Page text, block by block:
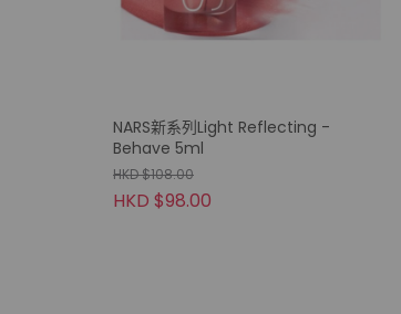
NARS新系列Light Reflecting -
Behave 5ml
HKD $108.00
HKD $98.00